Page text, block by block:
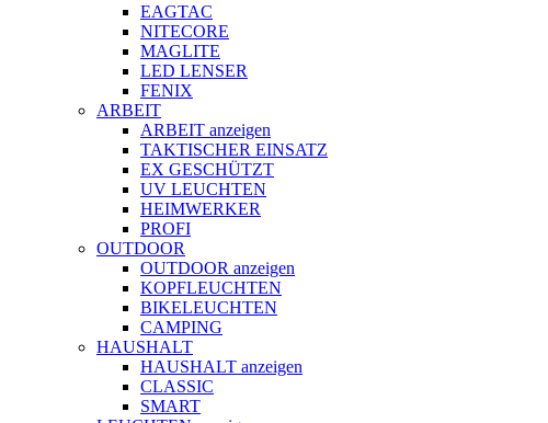
EAGTAC
NITECORE
MAGLITE
LED LENSER
FENIX
ARBEIT
ARBEIT anzeigen
TAKTISCHER EINSATZ
EX GESCHÜTZT
UV LEUCHTEN
HEIMWERKER
PROFI
OUTDOOR
OUTDOOR anzeigen
KOPFLEUCHTEN
BIKELEUCHTEN
CAMPING
HAUSHALT
HAUSHALT anzeigen
CLASSIC
SMART